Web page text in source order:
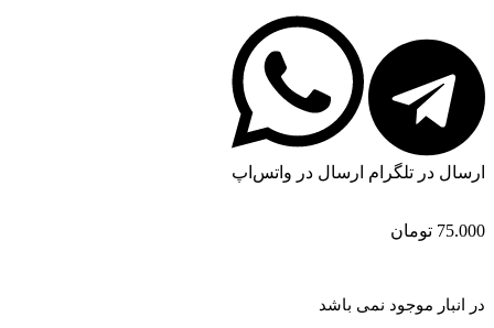
ارسال در تلگرام ارسال در واتس‌اپ
75.000 تومان
در انبار موجود نمی باشد